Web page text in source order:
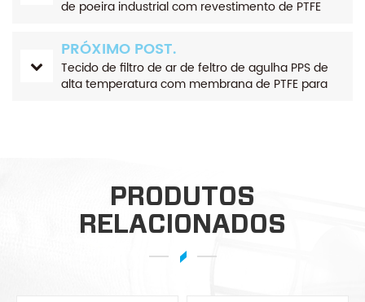
de poeira industrial com revestimento de PTFE
PRÓXIMO POST.
Tecido de filtro de ar de feltro de agulha PPS de
alta temperatura com membrana de PTFE para
PRODUTOS
RELACIONADOS